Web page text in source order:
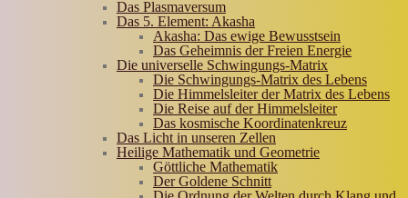
Das Plasmaversum
Das 5. Element: Akasha
Akasha: Das ewige Bewusstsein
Das Geheimnis der Freien Energie
Die universelle Schwingungs-Matrix
Die Schwingungs-Matrix des Lebens
Die Himmelsleiter der Matrix des Lebens
Die Reise auf der Himmelsleiter
Das kosmische Koordinatenkreuz
Das Licht in unseren Zellen
Heilige Mathematik und Geometrie
Göttliche Mathematik
Der Goldene Schnitt